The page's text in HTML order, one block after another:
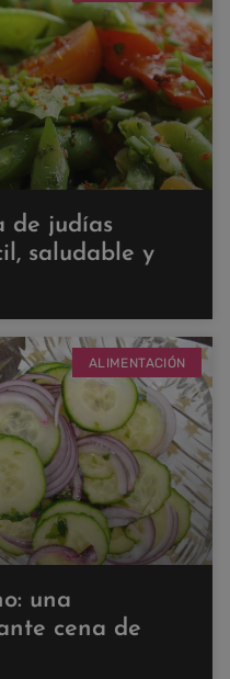
de judías
saludable y
ALIMENTACIÓN
una
cena de